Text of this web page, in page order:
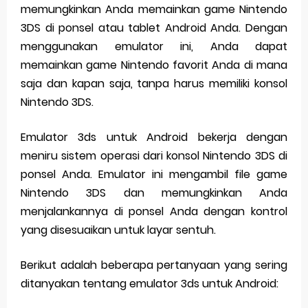
memungkinkan Anda memainkan game Nintendo
3DS di ponsel atau tablet Android Anda. Dengan
menggunakan emulator ini, Anda dapat
memainkan game Nintendo favorit Anda di mana
saja dan kapan saja, tanpa harus memiliki konsol
Nintendo 3DS.
Emulator 3ds untuk Android bekerja dengan
meniru sistem operasi dari konsol Nintendo 3DS di
ponsel Anda. Emulator ini mengambil file game
Nintendo 3DS dan memungkinkan Anda
menjalankannya di ponsel Anda dengan kontrol
yang disesuaikan untuk layar sentuh.
Berikut adalah beberapa pertanyaan yang sering
ditanyakan tentang emulator 3ds untuk Android: